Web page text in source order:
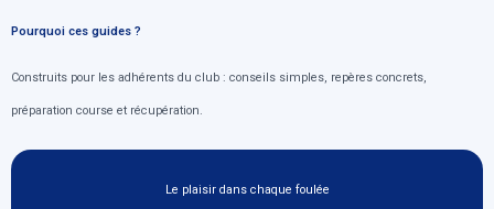
Pourquoi ces guides ?
Construits pour les adhérents du club : conseils simples, repères concrets,
préparation course et récupération.
Le plaisir dans chaque foulée